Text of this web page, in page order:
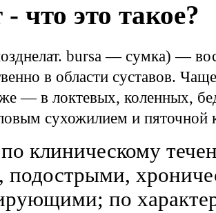
что это такое?
bursa — сумка) —
в области суставов.
— в локтевых, коленных,
сухожилием и пяточной
клиническому
подострыми,
по